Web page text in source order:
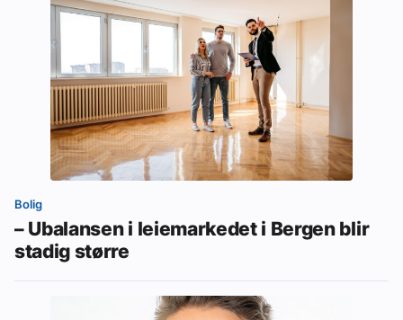
Bolig
– Ubalansen i leiemarkedet i Bergen blir
stadig større